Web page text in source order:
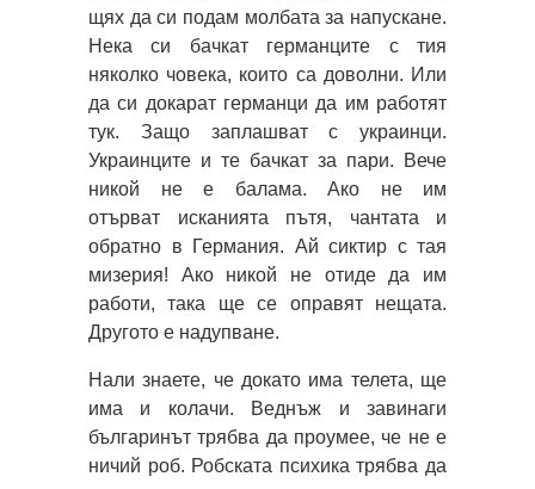
щях да си подам молбата за напускане.
Нека си бачкат германците с тия
няколко човека, които са доволни. Или
да си докарат германци да им работят
тук. Защо заплашват с украинци.
Украинците и те бачкат за пари. Вече
никой не е балама. Ако не им
отърват исканията пътя, чантата и
обратно в Германия. Ай сиктир с тая
мизерия! Ако никой не отиде да им
работи, така ще се оправят нещата.
Другото е надупване.
Нали знаете, че докато има телета, ще
има и колачи. Веднъж и завинаги
българинът трябва да проумее, че не е
ничий роб. Робската психика трябва да